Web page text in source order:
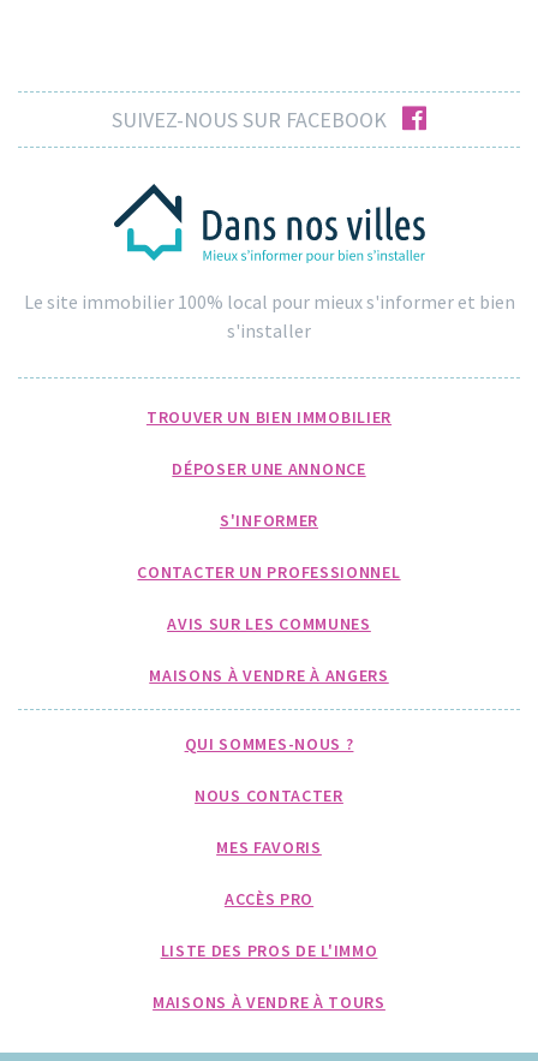
SUIVEZ-NOUS SUR FACEBOOK facebook
Le site immobilier 100% local pour mieux s'informer et bien
s'installer
TROUVER UN BIEN IMMOBILIER
DÉPOSER UNE ANNONCE
S'INFORMER
CONTACTER UN PROFESSIONNEL
AVIS SUR LES COMMUNES
MAISONS À VENDRE À ANGERS
QUI SOMMES-NOUS ?
NOUS CONTACTER
MES FAVORIS
ACCÈS PRO
LISTE DES PROS DE L'IMMO
MAISONS À VENDRE À TOURS